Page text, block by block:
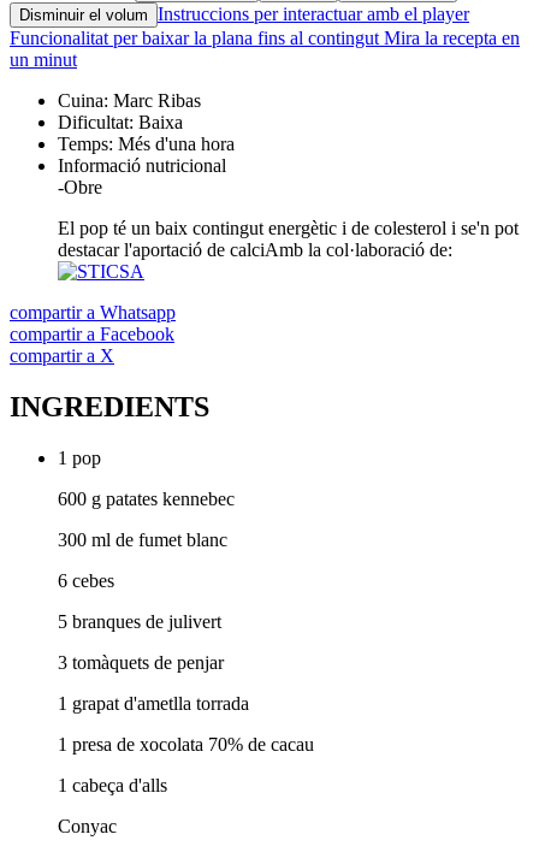
Disminuir el volum Instruccions per interactuar amb el player
Funcionalitat per baixar la plana fins al contingut Mira la recepta en
un minut
Cuina: Marc Ribas
Dificultat: Baixa
Temps: Més d'una hora
Informació nutricional
-Obre
El pop té un baix contingut energètic i de colesterol i se'n pot
destacar l'aportació de calciAmb la col·laboració de:
compartir a Whatsapp
compartir a Facebook
compartir a X
INGREDIENTS
1 pop
600 g patates kennebec
300 ml de fumet blanc
6 cebes
5 branques de julivert
3 tomàquets de penjar
1 grapat d'ametlla torrada
1 presa de xocolata 70% de cacau
1 cabeça d'alls
Conyac